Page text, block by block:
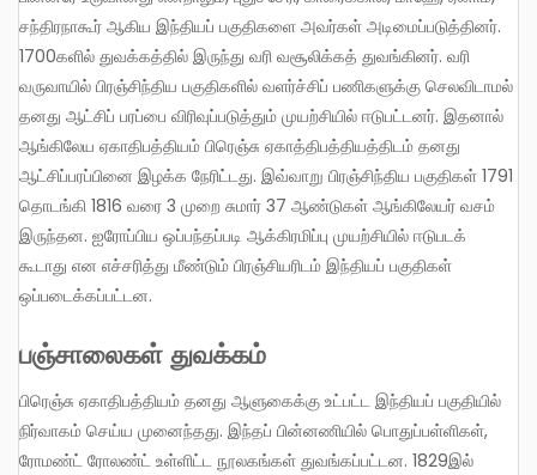
சந்திரநாகூர் ஆகிய இந்தியப் பகுதிகளை அவர்கள் அடிமைப்படுத்தினர்.
1700களில் துவக்கத்தில் இருந்து வரி வசூலிக்கத் துவங்கினர். வரி
வருவாயில் பிரஞ்சிந்திய பகுதிகளில் வளர்ச்சிப் பணிகளுக்கு செலவிடாமல்
தனது ஆட்சிப் பரப்பை விரிவுப்படுத்தும் முயற்சியில் ஈடுபட்டனர். இதனால்
ஆங்கிலேய ஏகாதிபத்தியம் பிரெஞ்சு ஏகாத்திபத்தியத்திடம் தனது
ஆட்சிப்பரப்பினை இழக்க நேரிட்டது. இவ்வாறு பிரஞ்சிந்திய பகுதிகள் 1791
தொடங்கி 1816 வரை 3 முறை சுமார் 37 ஆண்டுகள் ஆங்கிலேயர் வசம்
இருந்தன. ஐரோப்பிய ஒப்பந்தப்படி ஆக்கிரமிப்பு முயற்சியில் ஈடுபடக்
கூடாது என எச்சரித்து மீண்டும் பிரஞ்சியரிடம் இந்தியப் பகுதிகள்
ஒப்படைக்கப்பட்டன.
பஞ்சாலைகள் துவக்கம்
பிரெஞ்சு ஏகாதிபத்தியம் தனது ஆளுகைக்கு உட்பட்ட இந்தியப் பகுதியில்
நிர்வாகம் செய்ய முனைந்தது. இந்தப் பின்னணியில் பொதுப்பள்ளிகள்,
ரோமண்ட் ரோலண்ட் உள்ளிட்ட நூலகங்கள் துவங்கப்பட்டன. 1829இல்